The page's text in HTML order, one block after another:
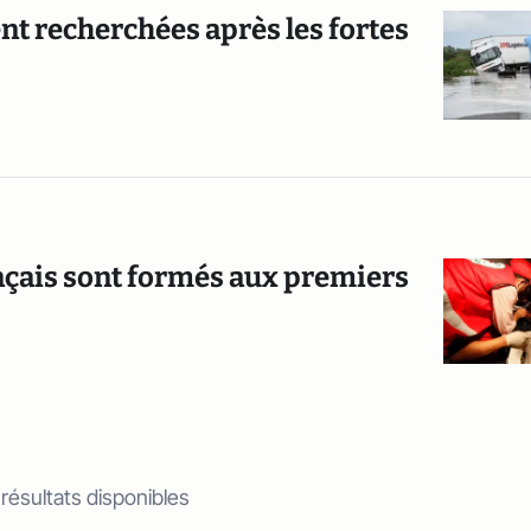
recherchées après les fortes
sont formés aux premiers
disponibles